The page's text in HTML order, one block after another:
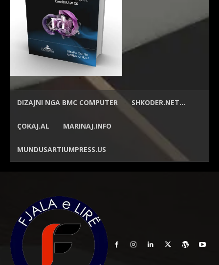
DIZAJNI NGA BMC COMPUTER SHKODER.NET…
ÇOKAJ.AL MARINAJ.INFO
MUNDUSARTIUMPRESS.US